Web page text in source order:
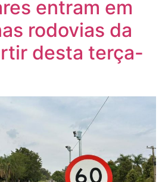
entram em
rodovias da
desta terça-